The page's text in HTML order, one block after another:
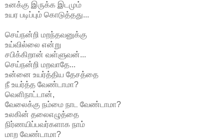
உனக்கு இருக்க இடமும்
உயர படிப்பும் கொடுத்தது...
செய்நன்றி மறந்தவனுக்கு
உய்வில்லை என்று
சபிக்கிறான் வள்ளுவன்...
செய்நன்றி மறவாதே...
உன்னை உயர்த்திய தேசத்தை
நீ உயர்த்த வேண்டாமா?
வெளிநாட்டான்,
வேலைக்கு நம்மை நாட வேண்டாமா?
உலகின் தலைஎழுத்தை
நிர்ணயிப்பவர்களாக நாம்
மாற வேண்டாமா?